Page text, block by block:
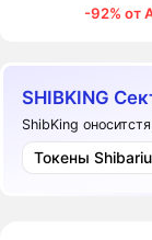
-92% от
SHIBKING
ShibKing
Токены